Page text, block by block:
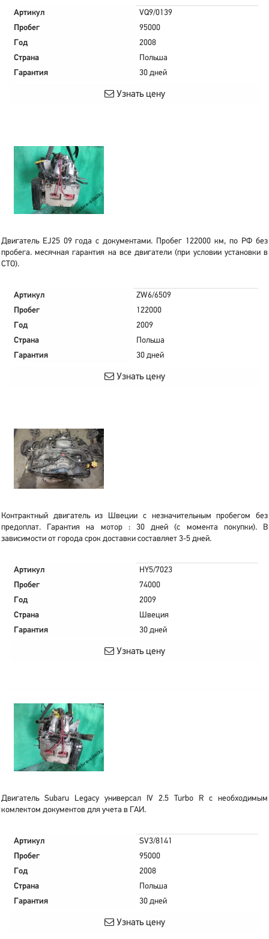
Артикул
VQ9/0139
Пробег
95000
Год
2008
Страна
Польша
Гарантия
30 дней
Узнать цену
Двигатель EJ25 09 года с документами. Пробег 122000 км, по РФ без
пробега. месячная гарантия на все двигатели (при условии установки в
СТО).
Артикул
ZW6/6509
Пробег
122000
Год
2009
Страна
Польша
Гарантия
30 дней
Узнать цену
Контрактный двигатель из Швеции с незначительным пробегом без
предоплат. Гарантия на мотор : 30 дней (с момента покупки). В
зависимости от города срок доставки составляет 3-5 дней.
Артикул
HY5/7023
Пробег
74000
Год
2009
Страна
Швеция
Гарантия
30 дней
Узнать цену
Двигатель Subaru Legacy универсал IV 2.5 Turbo R с необходимым
комлектом документов для учета в ГАИ.
Артикул
SV3/8141
Пробег
95000
Год
2008
Страна
Польша
Гарантия
30 дней
Узнать цену